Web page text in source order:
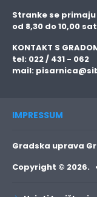
Stranke se primaju
od 8,30 do 10,00
KONTAKT S
tel: 022 / 431 - 062
mail:
IMPRESSUM
Gradska uprava
Copyright © 2026.